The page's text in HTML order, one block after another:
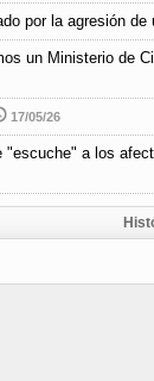
por la agresión
un Ministerio de
17/05/26
"escuche" a los